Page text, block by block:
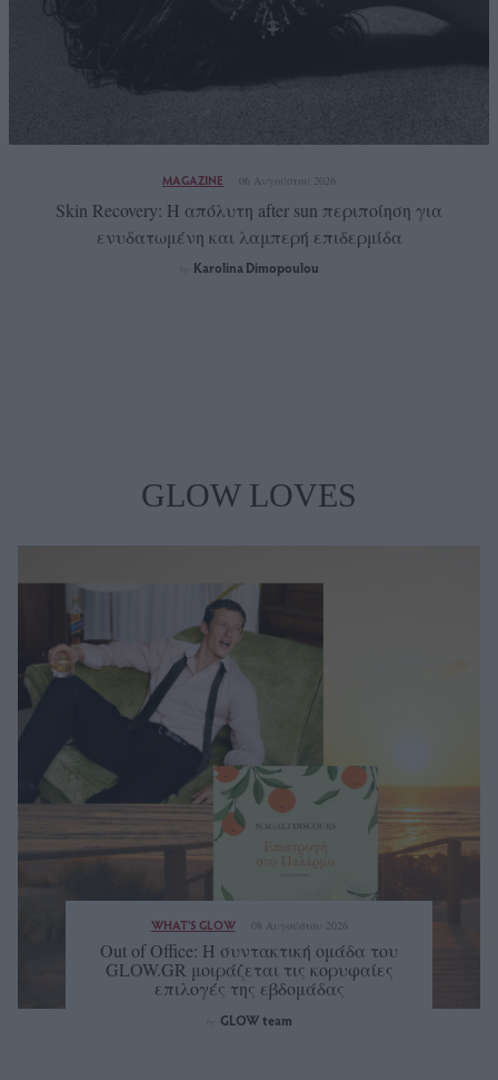
MAGAZINE 06 Αυγούστου 2026
Skin Recovery: Η απόλυτη after sun περιποίηση για
ενυδατωμένη και λαμπερή επιδερμίδα
Karolina Dimopoulou
GLOW LOVES
WHAT'S GLOW 08 Αυγούστου 2026
Out of Office: Η συντακτική ομάδα του
GLOW.GR μοιράζεται τις κορυφαίες
επιλογές της εβδομάδας
GLOW team